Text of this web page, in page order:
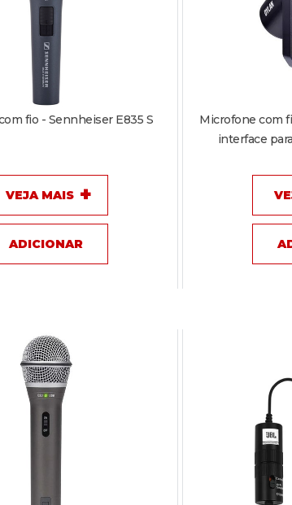
fio - Sennheiser E835 S
VEJA MAIS
ADICIONAR
Microfone com
interface